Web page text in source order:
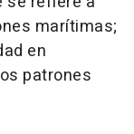
marítimas;
en
patrones